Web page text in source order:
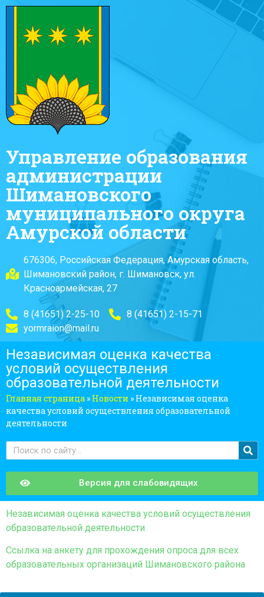
Управление образования
администрации
Шимановского
муниципального округа
Амурской области
676306, Российская Федерация, Амурская область,
Шимановский район, г. Шимановск, ул.
Красноармейская, 27
8 (41651) 2-25-10
8 (41651) 2-15-71
yormraion@mail.ru
Независимая оценка качества
условий осуществления
образовательной деятельности
Главная страница » Новости » Независимая оценка
качества условий осуществления образовательной
деятельности
Версия для слабовидящих
Независимая оценка качества условий осуществления
образовательной деятельности
Ссылка на анкету для прохождения опроса для всех
образовательных организаций Шимановского района